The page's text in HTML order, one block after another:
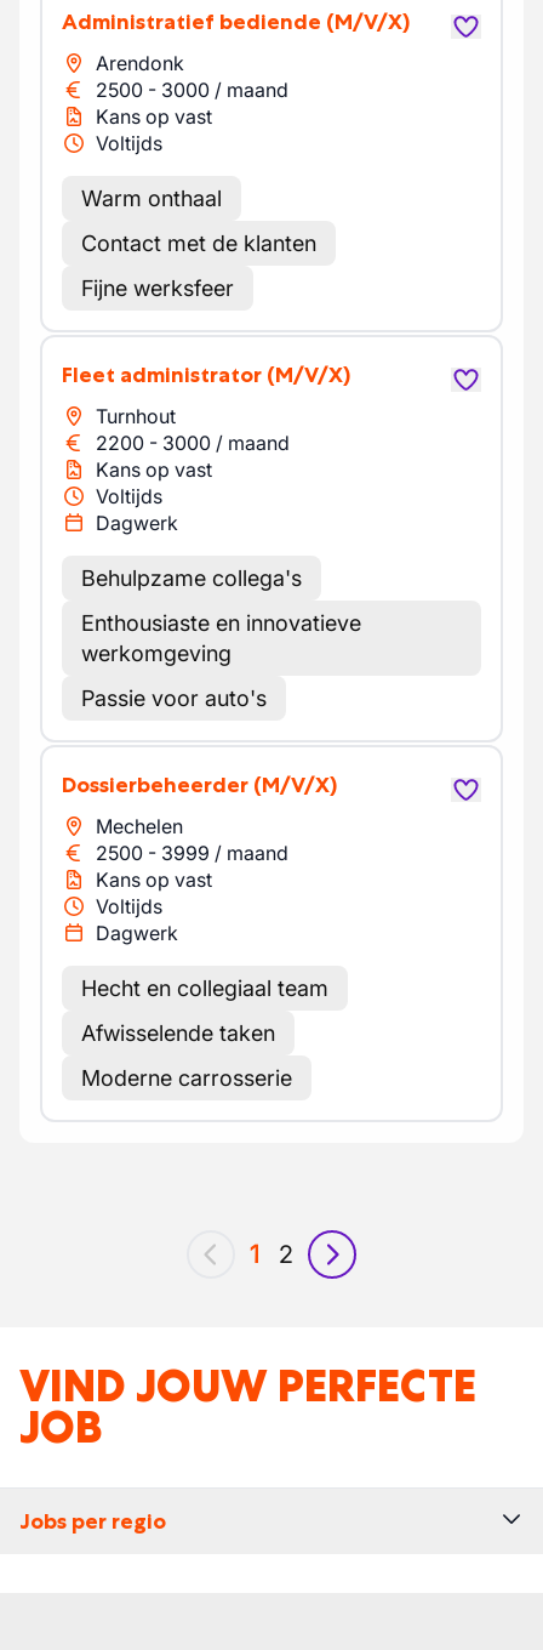
Administratief bediende (M/V/X)
Arendonk
2500 - 3000 / maand
Kans op vast
Voltijds
Warm onthaal
Contact met de klanten
Fijne werksfeer
Fleet administrator (M/V/X)
Turnhout
2200 - 3000 / maand
Kans op vast
Voltijds
Dagwerk
Behulpzame collega's
Enthousiaste en innovatieve
werkomgeving
Passie voor auto's
Dossierbeheerder (M/V/X)
Mechelen
2500 - 3999 / maand
Kans op vast
Voltijds
Dagwerk
Hecht en collegiaal team
Afwisselende taken
Moderne carrosserie
vorig
1 2
volgende
VIND JOUW PERFECTE
JOB
Jobs per regio